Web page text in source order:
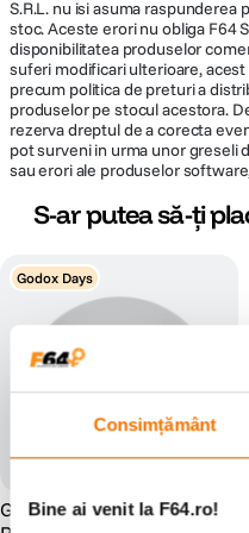
Consimțământ
Bine ai venit la F64.ro!
S.R.L. nu isi asuma
stoc. Aceste erori nu obliga F64
disponibilitatea produselor
suferi modificari ulterioare,
precum politica de preturi a
produselor pe stocul acestora.
rezerva dreptul de a corecta
pot surveni in urma unor greseli
sau erori ale produselor
S-ar putea să-ți
Godox Days
Godox Dome Diffuser AK-